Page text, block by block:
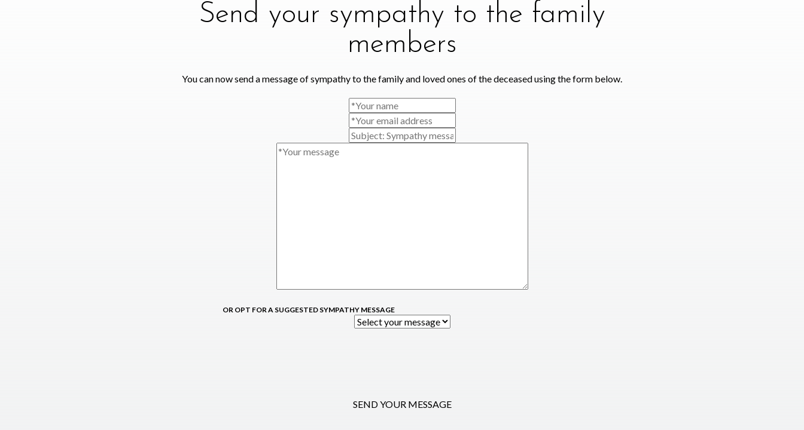
Send your sympathy to the family
members
You can now send a message of sympathy to the family and loved ones of the deceased using the form below.
OR OPT FOR A SUGGESTED SYMPATHY MESSAGE
SEND YOUR MESSAGE